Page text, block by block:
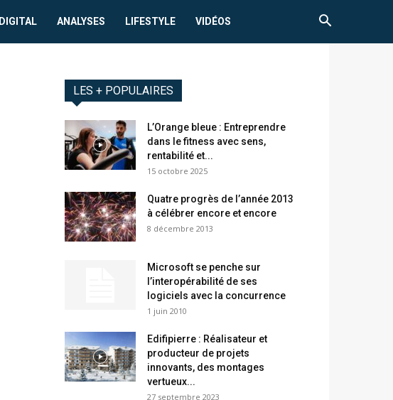
DIGITAL ANALYSES LIFESTYLE VIDÉOS
LES + POPULAIRES
L’Orange bleue : Entreprendre
dans le fitness avec sens,
rentabilité et...
15 octobre 2025
Quatre progrès de l’année 2013
à célébrer encore et encore
8 décembre 2013
Microsoft se penche sur
l’interopérabilité de ses
logiciels avec la concurrence
1 juin 2010
Edifipierre : Réalisateur et
producteur de projets
innovants, des montages
vertueux...
27 septembre 2023